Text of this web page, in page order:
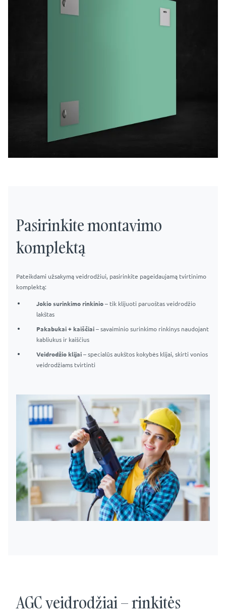
Pasirinkite montavimo
komplektą
Pateikdami užsakymą veidrodžiui, pasirinkite pageidaujamą tvirtinimo
komplektą:
Jokio surinkimo rinkinio – tik klijuoti paruoštas veidrodžio
lakštas
Pakabukai + kaiščiai – savaiminio surinkimo rinkinys naudojant
kabliukus ir kaiščius
Veidrodžio klijai – specialūs aukštos kokybės klijai, skirti vonios
veidrodžiams tvirtinti
AGC veidrodžiai – rinkitės